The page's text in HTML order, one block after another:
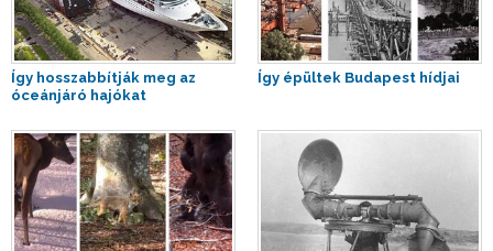
Így hosszabbítják meg az
óceánjáró hajókat
Így épültek Budapest hídjai